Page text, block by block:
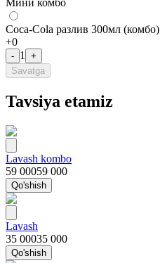
Coca-Cola разлив 300мл (комбо)
+0
- 1
+
Savatga
Tavsiya etamiz
Lavash kombo
59 00059 000
Qo'shish
Lavash
35 00035 000
Qo'shish